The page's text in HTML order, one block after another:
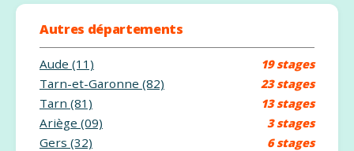
Autres départements
Aude (11) 19 stages
Tarn-et-Garonne (82) 23 stages
Tarn (81) 13 stages
Ariège (09) 3 stages
Gers (32) 6 stages